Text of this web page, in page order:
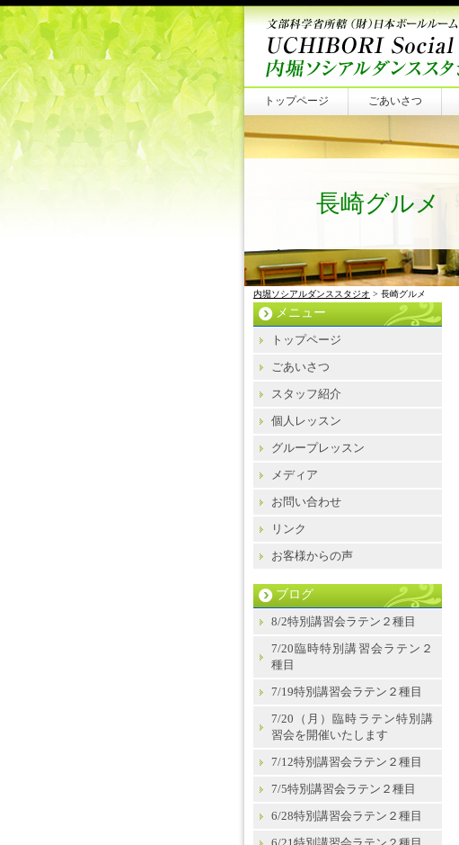
トップページ ごあいさつ
長崎グルメ
内堀ソシアルダンススタジオ > 長崎グルメ
メニュー
トップページ
ごあいさつ
スタッフ紹介
個人レッスン
グループレッスン
メディア
お問い合わせ
リンク
お客様からの声
ブログ
8/2特別講習会ラテン２種目
7/20臨時特別講習会ラテン２
種目
7/19特別講習会ラテン２種目
7/20（月）臨時ラテン特別講
習会を開催いたします
7/12特別講習会ラテン２種目
7/5特別講習会ラテン２種目
6/28特別講習会ラテン２種目